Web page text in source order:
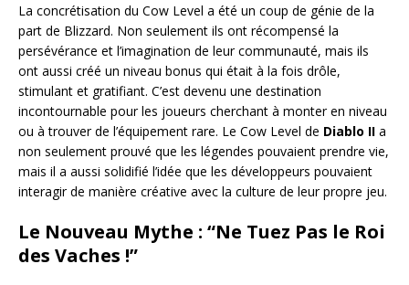
La concrétisation du Cow Level a été un coup de génie de la
part de Blizzard. Non seulement ils ont récompensé la
persévérance et l’imagination de leur communauté, mais ils
ont aussi créé un niveau bonus qui était à la fois drôle,
stimulant et gratifiant. C’est devenu une destination
incontournable pour les joueurs cherchant à monter en niveau
ou à trouver de l’équipement rare. Le Cow Level de Diablo II a
non seulement prouvé que les légendes pouvaient prendre vie,
mais il a aussi solidifié l’idée que les développeurs pouvaient
interagir de manière créative avec la culture de leur propre jeu.
Le Nouveau Mythe : “Ne Tuez Pas le Roi
des Vaches !”